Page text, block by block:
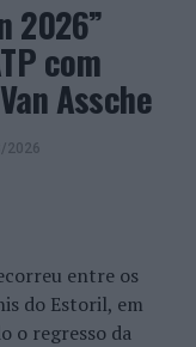
destaques/
n.º 02/2022,
dos principais
de Natal, mas
2026”
com
Assche
2026
entre os
do Estoril, em
o regresso da